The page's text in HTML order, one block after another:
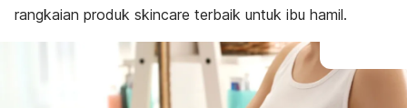
rangkaian produk skincare terbaik untuk ibu hamil.